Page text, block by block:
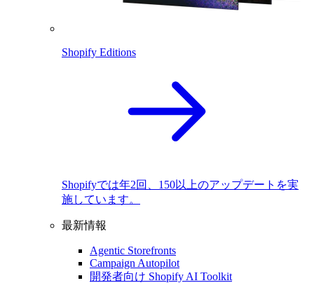
Shopify Editions
Shopifyでは年2回、150以上のアップデートを実
施しています。
最新情報
Agentic Storefronts
Campaign Autopilot
開発者向け Shopify AI Toolkit